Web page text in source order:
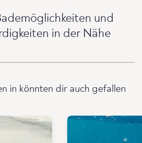
und
in der Nähe
in könnten dir auch gefallen